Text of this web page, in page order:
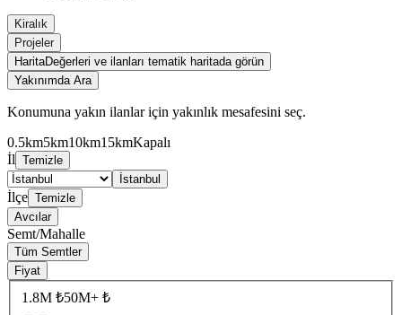
Kiralık
Projeler
HaritaDeğerleri ve ilanları tematik haritada görün
Yakınımda Ara
Konumuna yakın ilanlar için yakınlık mesafesini seç.
0.5km5km10km15kmKapalı
İl Temizle
İstanbul
İlçe Temizle
Avcılar
Semt/Mahalle
Tüm Semtler
Fiyat
1.8M ₺50M+ ₺